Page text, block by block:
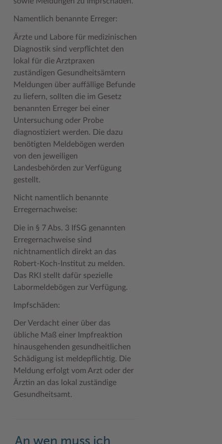
Woche der Seelischen Gesundheit
#MeinStormarn
Karrieretag
Zahlen, Daten, Fakten
Namentlich benannte Erreger:
Ärzte und Labore für medizinischen
Diagnostik sind verpflichtet den
lokal für die Arztpraxen
zuständigen Gesundheitsämtern
Meldungen über auffällige Befunde
zu liefern, sollten die im Gesetz
benannten Erreger bei einer
Untersuchung oder Probe
diagnostiziert werden. Die dazu
benötigten Meldebögen werden
von den jeweiligen
Landesbehörden zur Verfügung
gestellt.
Nicht namentlich benannte
Erregernachweise:
Die in § 7 Abs. 3 IfSG genannten
Erregernachweise sind
nichtnamentlich direkt an das
Robert-Koch-Institut zu melden.
Das RKI stellt dafür spezielle
Labormeldebögen zur Verfügung.
Impfschäden:
Der Verdacht einer über das
übliche Maß einer Impfreaktion
hinausgehenden gesundheitlichen
Schädigung ist meldepflichtig. Die
Meldung erfolgt vom Arzt oder der
Ärztin an das lokal zuständige
Gesundheitsamt.